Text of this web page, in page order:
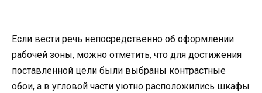
Если вести речь непосредственно об оформлении
рабочей зоны, можно отметить, что для достижения
поставленной цели были выбраны контрастные
обои, а в угловой части уютно расположились шкафы